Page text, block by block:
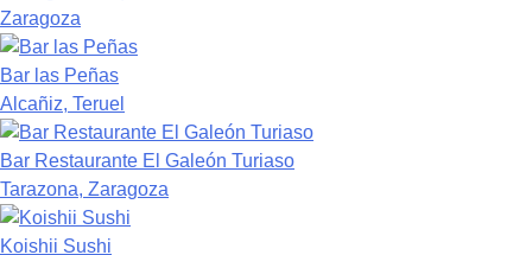
Zaragoza
Bar las Peñas
Alcañiz, Teruel
Bar Restaurante El Galeón Turiaso
Tarazona, Zaragoza
Koishii Sushi